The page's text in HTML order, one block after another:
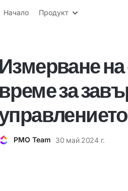
блог
Начало Продукт
Измерване
време за
PMO Team 30 май 2024 г.